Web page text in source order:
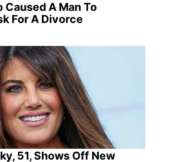
Caused A Man To
For A Divorce
51, Shows Off New